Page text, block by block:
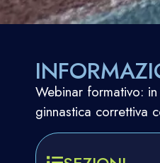
Webinar formativo:
ginnastica correttiva